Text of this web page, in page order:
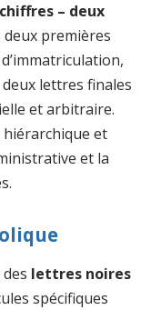
– deux
deux premières
lettres finales
et arbitraire.
hiérarchique et
et la
lettres noires
spécifiques